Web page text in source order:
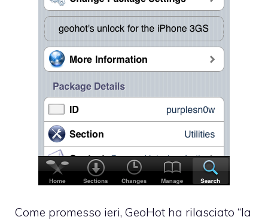
Come promesso ieri, GeoHot ha rilasciato “la